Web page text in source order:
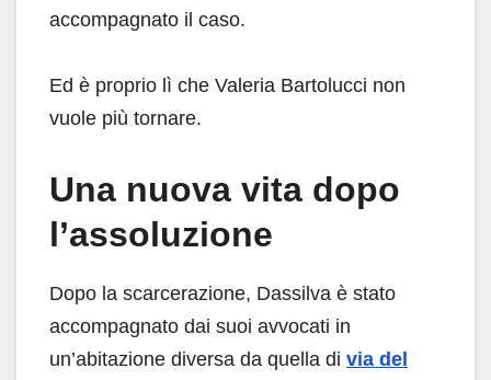
accompagnato il caso.
Ed è proprio lì che Valeria Bartolucci non
vuole più tornare.
Una nuova vita dopo
l’assoluzione
Dopo la scarcerazione, Dassilva è stato
accompagnato dai suoi avvocati in
un’abitazione diversa da quella di via del